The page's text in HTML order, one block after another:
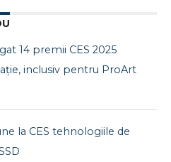
14 premii CES 2025
inclusiv pentru ProArt
la CES tehnologiile de